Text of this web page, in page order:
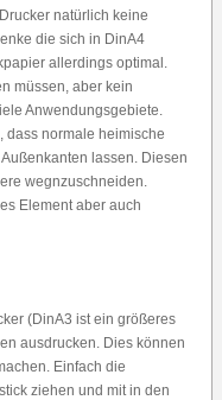
natürlich keine
die sich in DinA4
allerdings optimal.
müssen, aber kein
Anwendungsgebiete.
dass normale heimische
lassen. Diesen
wegnzuschneiden.
Element aber auch
(DinA3 ist ein größeres
ausdrucken. Dies können
Einfach die
ziehen und mit in den